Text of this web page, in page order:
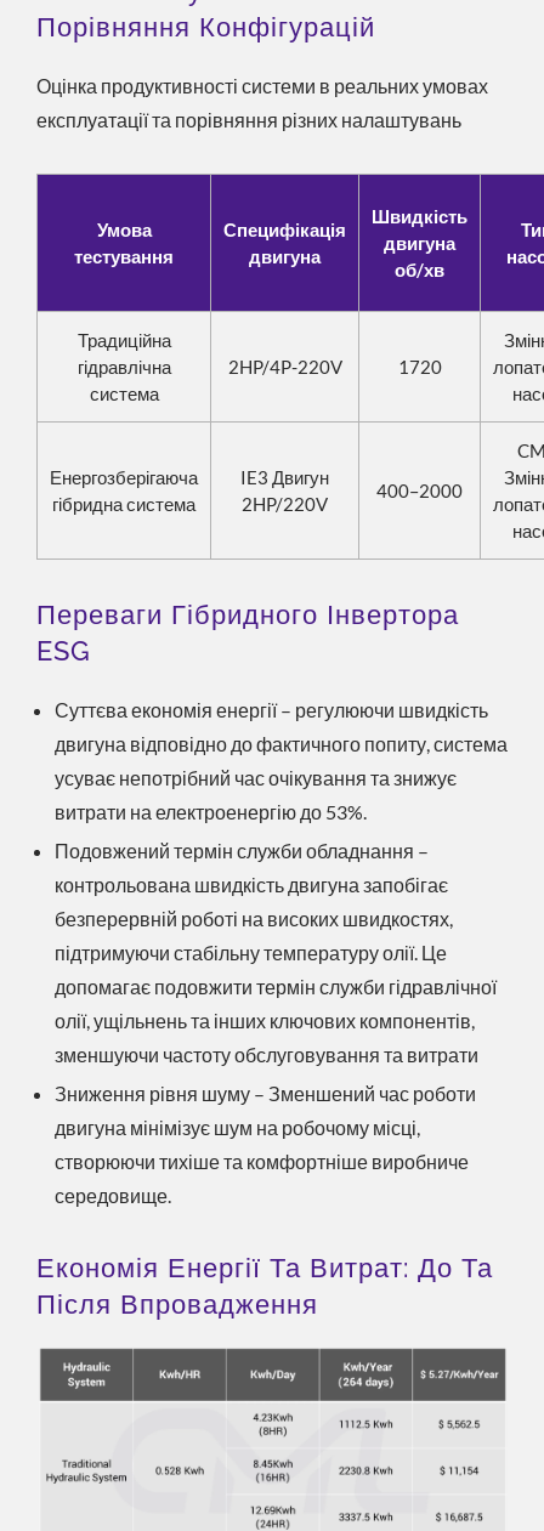
Порівняння Конфігурацій
Оцінка продуктивності системи в реальних умовах
експлуатації та порівняння різних налаштувань
Умова
тестування
Специфікація
двигуна
Швидкість
двигуна
об/хв
Традиційна
гідравлічна
система
2HP/4P-220V 1720
Енергозберігаюча
гібридна система
IE3 Двигун
2HP/220V
400–2000
Переваги Гібридного Інвертора
ESG
Суттєва економія енергії – регулюючи швидкість
двигуна відповідно до фактичного попиту, система
усуває непотрібний час очікування та знижує
витрати на електроенергію до 53%.
Подовжений термін служби обладнання –
контрольована швидкість двигуна запобігає
безперервній роботі на високих швидкостях,
підтримуючи стабільну температуру олії. Це
допомагає подовжити термін служби гідравлічної
олії, ущільнень та інших ключових компонентів,
зменшуючи частоту обслуговування та витрати
Зниження рівня шуму – Зменшений час роботи
двигуна мінімізує шум на робочому місці,
створюючи тихіше та комфортніше виробниче
середовище.
Економія Енергії Та Витрат: До Та
Після Впровадження